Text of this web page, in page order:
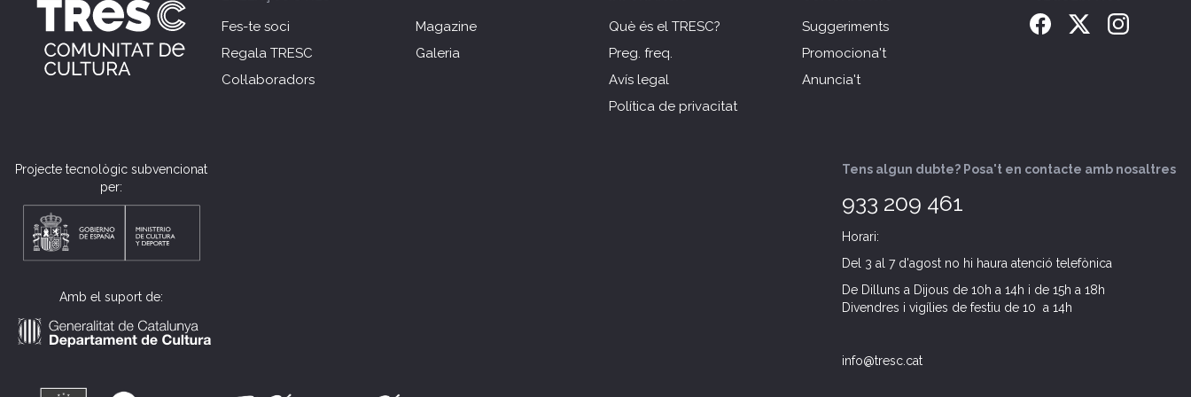
Fes-te soci
Regala TRESC
Col·laboradors
Magazine
Galeria
Què és el TRESC?
Preg. freq.
Avís legal
Política de privacitat
Suggeriments
Promociona't
Anuncia't
Projecte tecnològic subvencionat
per:
Amb el suport de:
Tens algun dubte? Posa't en contacte amb nosaltres
933 209 461
Horari:
Del 3 al 7 d'agost no hi haura atenció telefònica
De Dilluns a Dijous de 10h a 14h i de 15h a 18h
Divendres i vigílies de festiu de 10 a 14h
info@tresc.cat